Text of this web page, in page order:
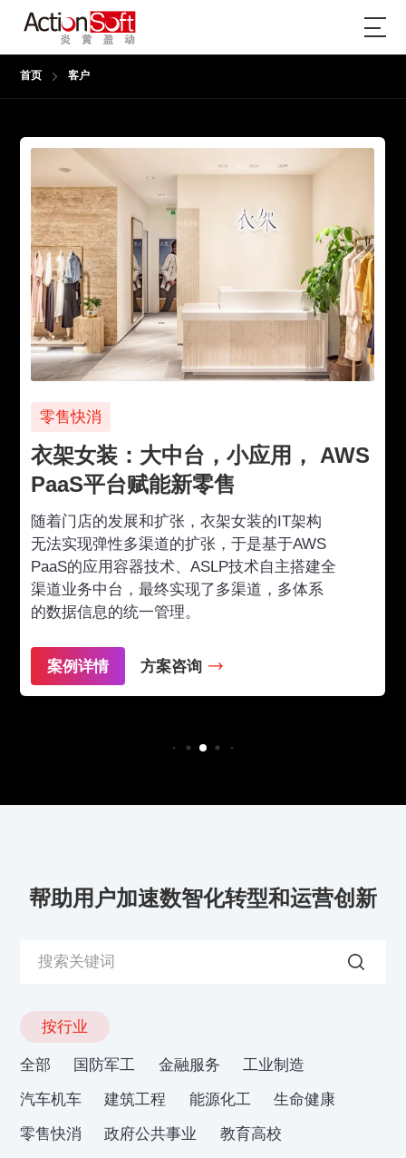
首页 客户
零售快消
衣架女装：大中台，小应用， AWS
PaaS平台赋能新零售
随着门店的发展和扩张，衣架女装的IT架构
无法实现弹性多渠道的扩张，于是基于AWS
PaaS的应用容器技术、ASLP技术自主搭建全
渠道业务中台，最终实现了多渠道，多体系
的数据信息的统一管理。
案例详情 方案咨询
帮助用户加速数智化转型和运营创新
按行业
全部 国防军工 金融服务
工业制造
汽车机车
建筑工程 能源化工
生命健康
零售快消
政府公共事业
教育高校